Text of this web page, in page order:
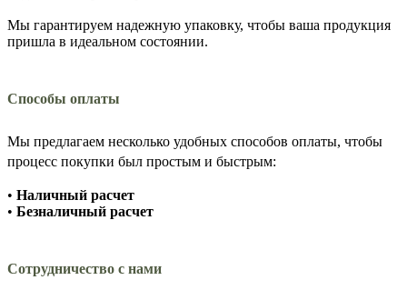
Мы гарантируем надежную упаковку, чтобы ваша продукция
пришла в идеальном состоянии.
Способы оплаты
Мы предлагаем несколько удобных способов оплаты, чтобы
процесс покупки был простым и быстрым:
• Наличный расчет
• Безналичный расчет
Сотрудничество с нами